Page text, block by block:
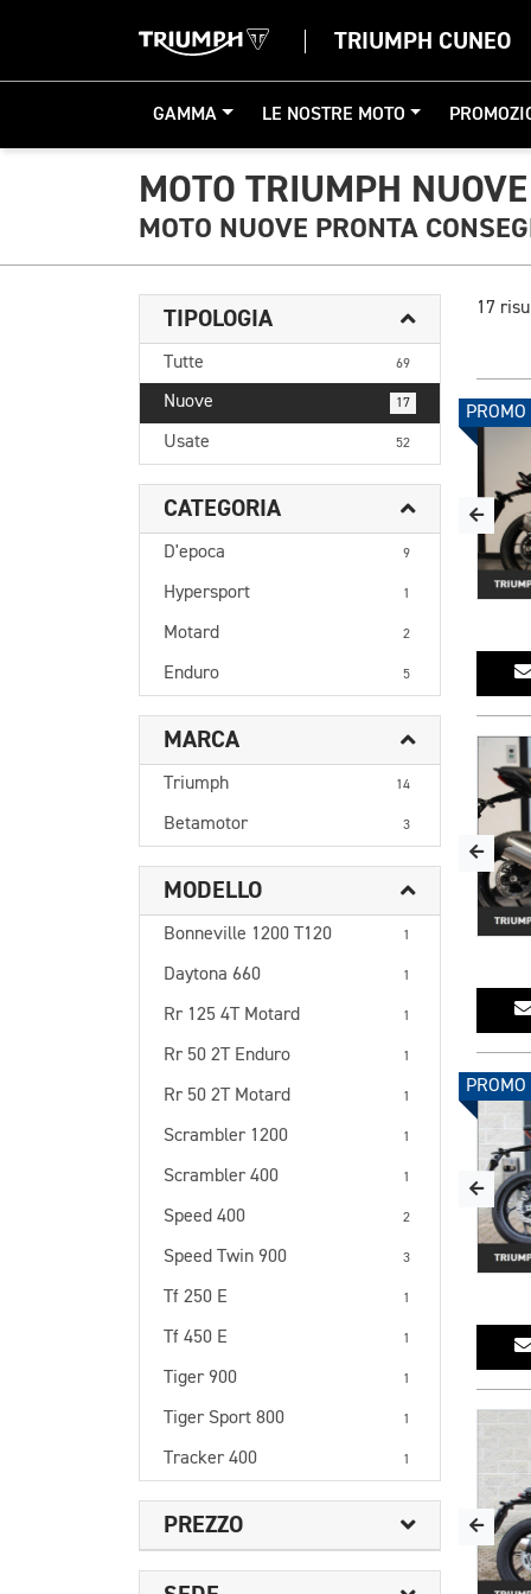
TRIUMPH CUNEO
GAMMA LE NOSTRE MOTO
MOTO TRIUMPH NUOVE
MOTO NUOVE PRONTA
TIPOLOGIA
Tutte 69
Nuove 17
Usate 52
CATEGORIA
D'epoca 9
Hypersport 1
Motard 2
Enduro 5
MARCA
Triumph 14
Betamotor 3
MODELLO
Bonneville 1200 T120 1
Daytona 660 1
Rr 125 4T Motard 1
Rr 50 2T Enduro 1
Rr 50 2T Motard 1
Scrambler 1200 1
Scrambler 400 1
Speed 400 2
Speed Twin 900 3
Tf 250 E 1
Tf 450 E 1
Tiger 900 1
Tiger Sport 800 1
Tracker 400 1
PREZZO
17
PROMO
PROMO